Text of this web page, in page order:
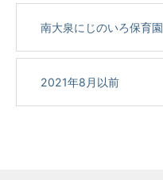
南大泉にじのいろ保育園
2021年8月以前